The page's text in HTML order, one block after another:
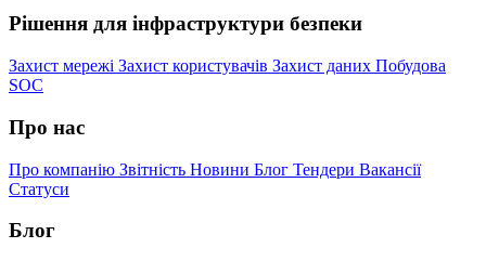
Рішення для інфраструктури безпеки
Захист мережі Захист користувачів Захист даних Побудова
SOC
Про нас
Про компанію Звітність Новини Блог Тендери Вакансії
Статуси
Блог